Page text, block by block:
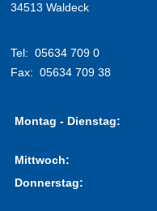
34513 Waldeck
Tel: 05634 709 0
Fax: 05634 709 38
Montag - Dienstag:
Mittwoch:
Donnerstag: